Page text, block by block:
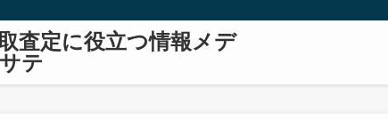
査定に役立つ情報メデ
テ